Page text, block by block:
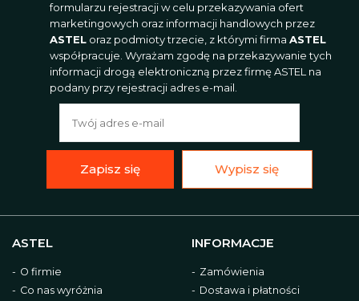
ASTEL
O firmie
Co nas wyróżnia
INFORMACJE
Zamówienia
Dostawa i płatności
formularzu rejestracji w celu przekazywania ofert
marketingowych oraz informacji handlowych przez
ASTEL oraz podmioty trzecie, z którymi firma ASTEL
współpracuje. Wyrażam zgodę na przekazywanie tych
informacji drogą elektroniczną przez firmę ASTEL na
podany przy rejestracji adres e-mail.
Zapisz się Wypisz się